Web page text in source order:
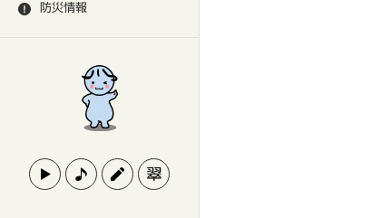
防災情報